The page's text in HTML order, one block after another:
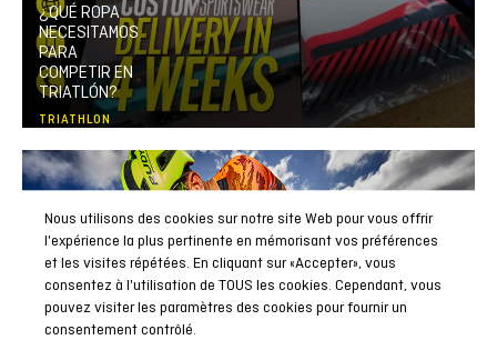
¿QUÉ ROPA
NECESITAMOS
PARA
COMPETIR EN
TRIATLÓN?
TRIATHLON
Nous utilisons des cookies sur notre site Web pour vous offrir
l'expérience la plus pertinente en mémorisant vos préférences
et les visites répétées. En cliquant sur «Accepter», vous
consentez à l'utilisation de TOUS les cookies. Cependant, vous
pouvez visiter les paramètres des cookies pour fournir un
consentement contrôlé.